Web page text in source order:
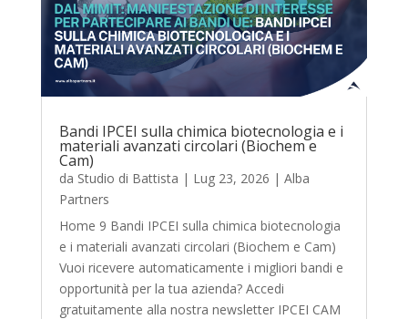
Bandi IPCEI sulla chimica biotecnologia e i
materiali avanzati circolari (Biochem e
Cam)
da Studio di Battista | Lug 23, 2026 | Alba
Partners
Home 9 Bandi IPCEI sulla chimica biotecnologia
e i materiali avanzati circolari (Biochem e Cam)
Vuoi ricevere automaticamente i migliori bandi e
opportunità per la tua azienda? Accedi
gratuitamente alla nostra newsletter IPCEI CAM